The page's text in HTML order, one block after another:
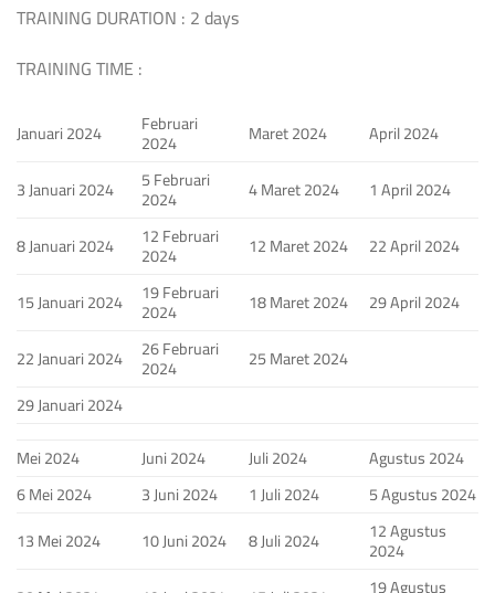
TRAINING DURATION : 2 days
TRAINING TIME :
Januari 2024 Februari
2024 Maret 2024
April 2024
3 Januari 2024
5 Februari
2024 4 Maret 2024
1 April 2024
8 Januari 2024
12 Februari
2024 12 Maret 2024
22 April 2024
15 Januari 2024
19 Februari
2024 18 Maret 2024
29 April 2024
22 Januari 2024
26 Februari
2024
25 Maret 2024
29 Januari 2024
Mei 2024
Juni 2024 Juli 2024
Agustus 2024
6 Mei 2024
3 Juni 2024 1 Juli 2024
5 Agustus 2024
13 Mei 2024
10 Juni 2024 8 Juli 2024 12 Agustus
2024
19 Agustus